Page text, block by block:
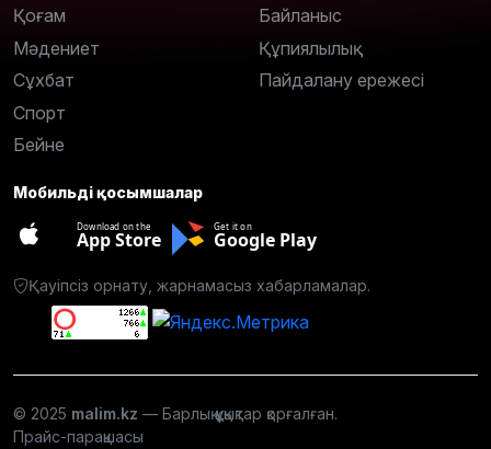
Қоғам
Мәдениет
Сұхбат
Спорт
Бейне
Байланыс
Құпиялылық
Пайдалану ережесі
Мобильді қосымшалар
Download on the
App Store
Get it on
Google Play
Қауіпсіз орнату, жарнамасыз хабарламалар.
© 2025 malim.kz — Барлық құқықтар қорғалған.
Прайс-парақшасы